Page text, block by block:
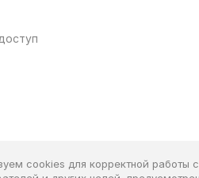
cookies для корректной работы